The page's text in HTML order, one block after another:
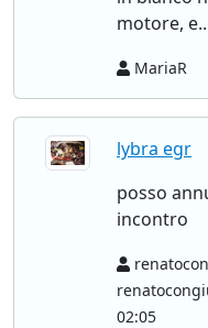
motore,
MariaR
lybra egr
posso
incontro
02:05